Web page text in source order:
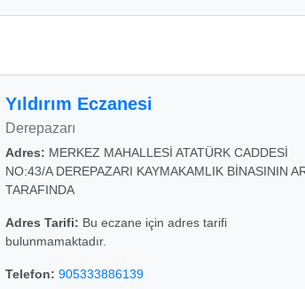
Yıldırım Eczanesi
Derepazarı
Adres: MERKEZ MAHALLESİ ATATÜRK CADDESİ
NO:43/A DEREPAZARI KAYMAKAMLIK BİNASININ
TARAFINDA
Adres Tarifi: Bu eczane için adres tarifi
bulunmamaktadır.
Telefon: 905333886139